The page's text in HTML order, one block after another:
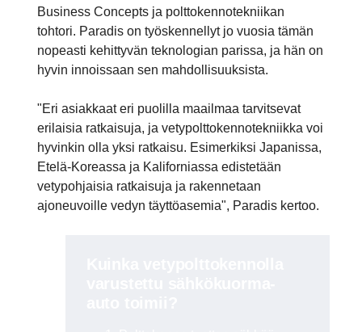
Business Concepts ja polttokennotekniikan
tohtori. Paradis on työskennellyt jo vuosia tämän
nopeasti kehittyvän teknologian parissa, ja hän on
hyvin innoissaan sen mahdollisuuksista.
"Eri asiakkaat eri puolilla maailmaa tarvitsevat
erilaisia ratkaisuja, ja vetypolttokennotekniikka voi
hyvinkin olla yksi ratkaisu. Esimerkiksi Japanissa,
Etelä-Koreassa ja Kaliforniassa edistetään
vetypohjaisia ratkaisuja ja rakennetaan
ajoneuvoille vedyn täyttöasemia", Paradis kertoo.